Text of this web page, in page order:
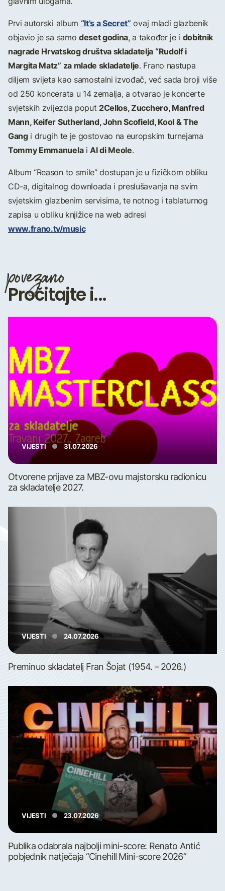
Prvi autorski album “It’s a Secret” ovaj mladi glazbenik
objavio je sa samo deset godina, a također je i dobitnik
nagrade Hrvatskog društva skladatelja “Rudolf i
Margita Matz” za mlade skladatelje. Frano nastupa
diljem svijeta kao samostalni izvođač, već sada broji više
od 250 koncerata u 14 zemalja, a otvarao je koncerte
svjetskih zvijezda poput 2Cellos, Zucchero, Manfred
Mann, Keifer Sutherland, John Scofield, Kool & The
Gangi drugih te je gostovao na europskim turnejama
Tommy EmmanuelaiAl di Meole.
Album “Reason to smile” dostupan je u fizičkom obliku
CD-a, digitalnog downloada i preslušavanja na svim
svjetskim glazbenim servisima, te notnog i tablaturnog
zapisa u obliku knjižice na web adresi
www.frano.tv/music
povezano
Pročitajte i...
VIJESTI 31.07.2026
Otvorene prijave za MBZ-ovu majstorsku radionicu
za skladatelje 2027.
VIJESTI 24.07.2026
Preminuo skladatelj Fran Šojat (1954. – 2026.)
VIJESTI 23.07.2026
Publika odabrala najbolji mini-score: Renato Antić
pobjednik natječaja “Cinehill Mini-score 2026”